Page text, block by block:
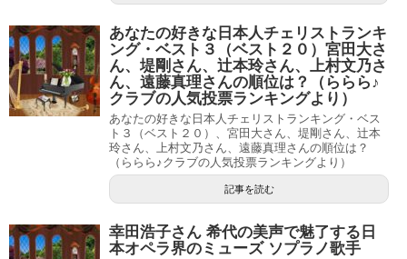
あなたの好きな日本人チェリストランキ
ング・ベスト３（ベスト２０）宮田大さ
ん、堤剛さん、辻本玲さん、上村文乃さ
ん、遠藤真理さんの順位は？（ららら♪
クラブの人気投票ランキングより）
あなたの好きな日本人チェリストランキング・ベス
ト３（ベスト２０）、宮田大さん、堤剛さん、辻本
玲さん、上村文乃さん、遠藤真理さんの順位は？
（ららら♪クラブの人気投票ランキングより）
記事を読む
幸田浩子さん 希代の美声で魅了する日
本オペラ界のミューズ ソプラノ歌手